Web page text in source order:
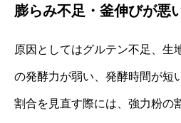
膨らみ不足・釜伸びが悪
原因としてはグルテン不足、生
の発酵力が弱い、発酵時間が短
割合を見直す際には、強力粉の